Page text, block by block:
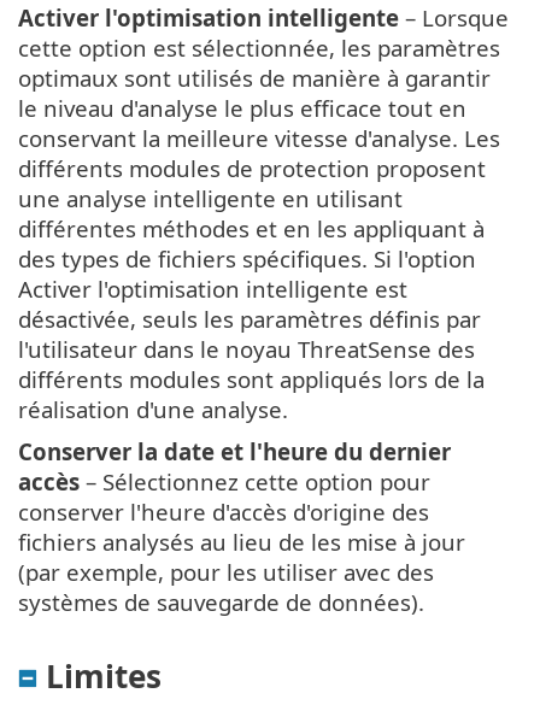
Activer l'optimisation intelligente – Lorsque
cette option est sélectionnée, les paramètres
optimaux sont utilisés de manière à garantir
le niveau d'analyse le plus efficace tout en
conservant la meilleure vitesse d'analyse. Les
différents modules de protection proposent
une analyse intelligente en utilisant
différentes méthodes et en les appliquant à
des types de fichiers spécifiques. Si l'option
Activer l'optimisation intelligente est
désactivée, seuls les paramètres définis par
l'utilisateur dans le noyau ThreatSense des
différents modules sont appliqués lors de la
réalisation d'une analyse.
Conserver la date et l'heure du dernier
accès – Sélectionnez cette option pour
conserver l'heure d'accès d'origine des
fichiers analysés au lieu de les mise à jour
(par exemple, pour les utiliser avec des
systèmes de sauvegarde de données).
Limites